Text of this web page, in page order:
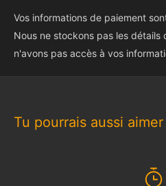
Vos informations de paiement
Nous ne stockons pas les
n'avons pas accès à vos
Tu pourrais aussi aimer